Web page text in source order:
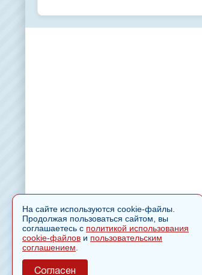
На сайте используются cookie-файлы.
Продолжая пользоваться сайтом, вы
соглашаетесь с политикой использования
cookie-файлов и пользовательским
соглашением
Согласен